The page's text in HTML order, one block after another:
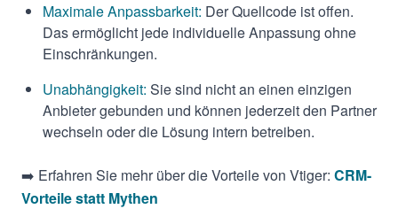
Maximale Anpassbarkeit: Der Quellcode ist offen.
Das ermöglicht jede individuelle Anpassung ohne
Einschränkungen.
Unabhängigkeit: Sie sind nicht an einen einzigen
Anbieter gebunden und können jederzeit den Partner
wechseln oder die Lösung intern betreiben.
➡️ Erfahren Sie mehr über die Vorteile von Vtiger: CRM-
Vorteile statt Mythen